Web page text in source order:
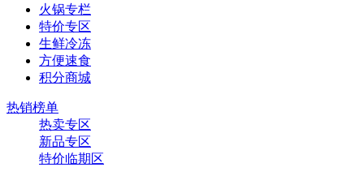
火锅专栏
特价专区
生鲜冷冻
方便速食
积分商城
热销榜单
热卖专区
新品专区
特价临期区